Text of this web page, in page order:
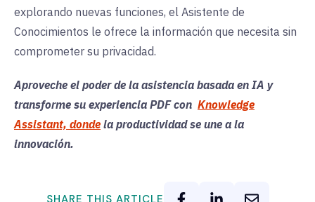
explorando nuevas funciones, el Asistente de
Conocimientos le ofrece la información que necesita sin
comprometer su privacidad.
Aproveche el poder de la asistencia basada en IA y
transforme su experiencia PDF con Knowledge
Assistant, donde la productividad se une a la
innovación.
SHARE THIS ARTICLE